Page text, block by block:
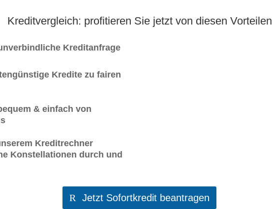
Kreditvergleich: profitieren Sie jetzt von diesen Vorteilen
Kreditanfrage
Kredite zu fairen
& einfach von
Kreditrechner
Konstellationen durch und
Jetzt Sofortkredit beantragen